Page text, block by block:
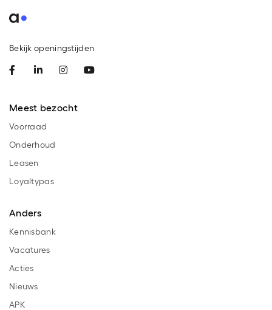
Bekijk openingstijden
Meest bezocht
Voorraad
Onderhoud
Leasen
Loyaltypas
Anders
Kennisbank
Vacatures
Acties
Nieuws
APK